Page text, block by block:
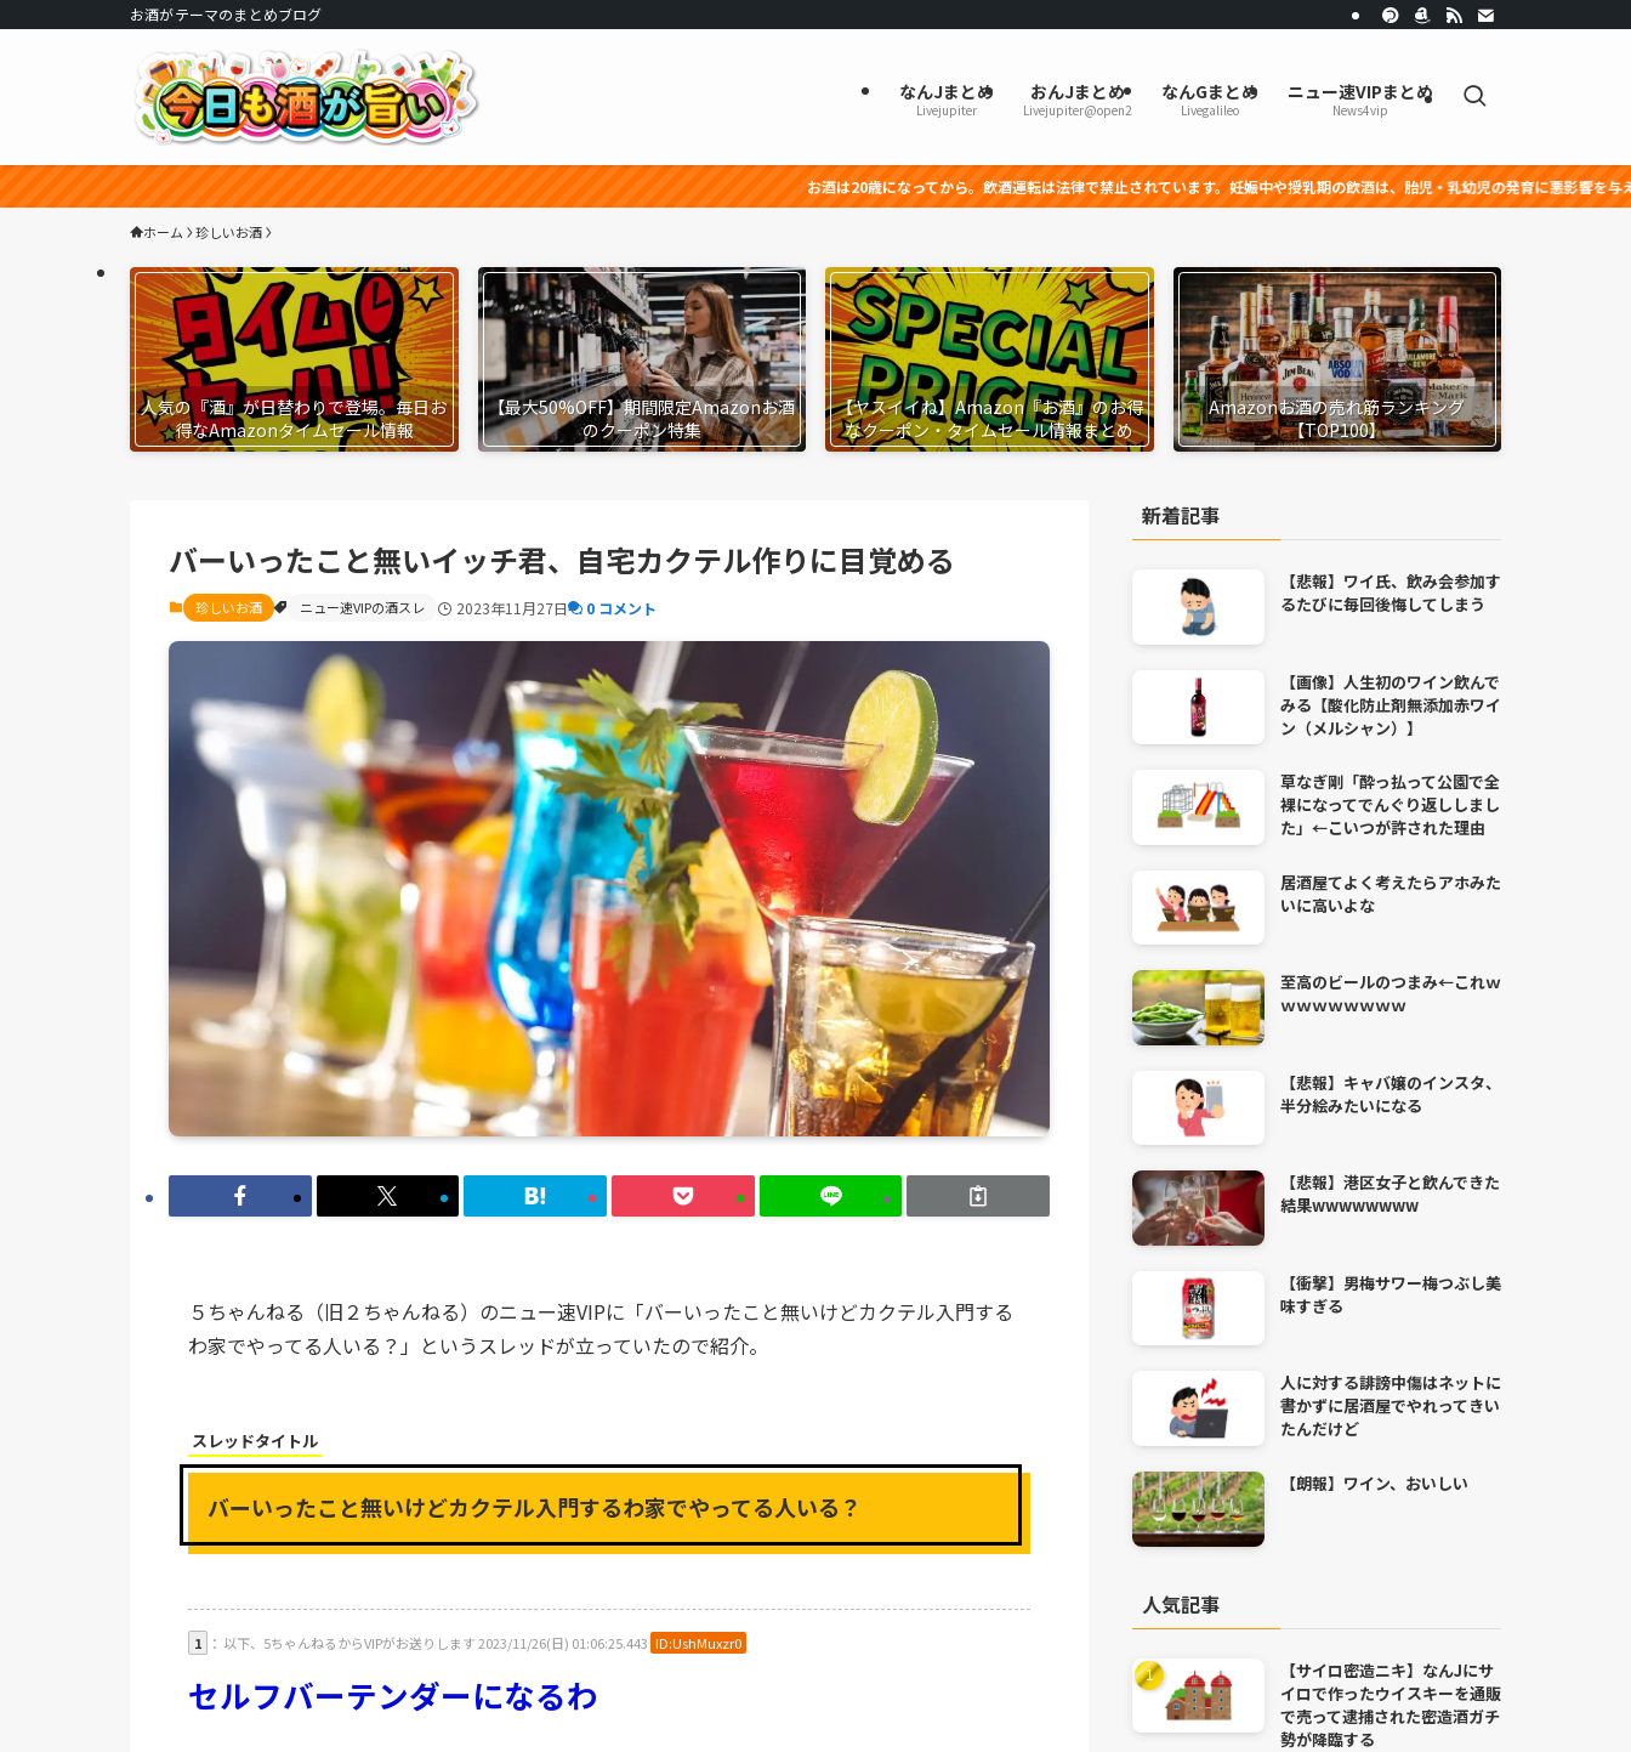
お酒がテーマのまとめブログ
なんJまとめ
Livejupiter
おんJまとめ
Livejupiter@open2
なんGまとめ
Livegalileo
ニュー速VIPまとめ
News4vip
お酒は20歳になってから。飲酒運転は法律で禁止されています。妊娠中や授乳期の飲酒は、胎児・乳幼児の発育に悪影響を与える恐れがあります。
ホーム 珍しいお酒
人気の『酒』が日替わりで登場。毎日お
得なAmazonタイムセール情報
【最大50%OFF】期間限定Amazonお酒
のクーポン特集
【ヤスイイね】Amazon『お酒』のお得
なクーポン・タイムセール情報まとめ
Amazonお酒の売れ筋ランキング
【TOP100】
バーいったこと無いイッチ君、自宅カクテル作りに目覚める
珍しいお酒 ニュー速VIPの酒スレ 2023年11月27日 0 コメント
５ちゃんねる（旧２ちゃんねる）のニュー速VIPに「バーいったこと無いけどカクテル入門する
わ家でやってる人いる？」というスレッドが立っていたので紹介。
スレッドタイトル
バーいったこと無いけどカクテル入門するわ家でやってる人いる？
1 ： 以下、5ちゃんねるからVIPがお送りします 2023/11/26(日) 01:06:25.443 ID:UshMuxzr0
セルフバーテンダーになるわ
新着記事
【悲報】ワイ氏、飲み会参加す
るたびに毎回後悔してしまう
【画像】人生初のワイン飲んで
みる【酸化防止剤無添加赤ワイ
ン（メルシャン）】
草なぎ剛「酔っ払って公園で全
裸になってでんぐり返ししまし
た」←こいつが許された理由
居酒屋てよく考えたらアホみた
いに高いよな
至高のビールのつまみ←これｗ
ｗｗｗｗｗｗｗｗ
【悲報】キャバ嬢のインスタ、
半分絵みたいになる
【悲報】港区女子と飲んできた
結果wwwwwwww
【衝撃】男梅サワー梅つぶし美
味すぎる
人に対する誹謗中傷はネットに
書かずに居酒屋でやれってきい
たんだけど
【朗報】ワイン、おいしい
人気記事
【サイロ密造ニキ】なんJにサ
イロで作ったウイスキーを通販
で売って逮捕された密造酒ガチ
勢が降臨する